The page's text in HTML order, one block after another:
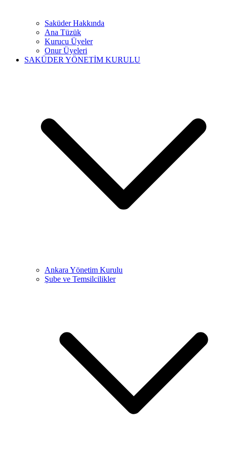
Saküder Hakkında
Ana Tüzük
Kurucu Üyeler
Onur Üyeleri
SAKÜDER YÖNETİM KURULU
Ankara Yönetim Kurulu
Şube ve Temsilcilikler